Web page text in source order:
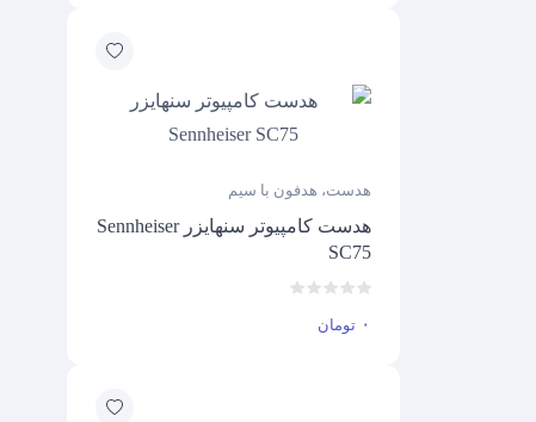
هدست، هدفون با سیم
هدست کامپیوتر سنهایزر Sennheiser
SC75
۰ تومان